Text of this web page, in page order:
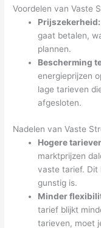
Voordelen van Vaste
Prijszekerheid:
gaat betalen,
plannen.
Bescherming
energieprijzen
lage tarieven
afgesloten.
Nadelen van Vaste
Hogere
marktprijzen
vaste tarief. Dit
gunstig is.
Minder
tarief blijkt
tarieven, moet